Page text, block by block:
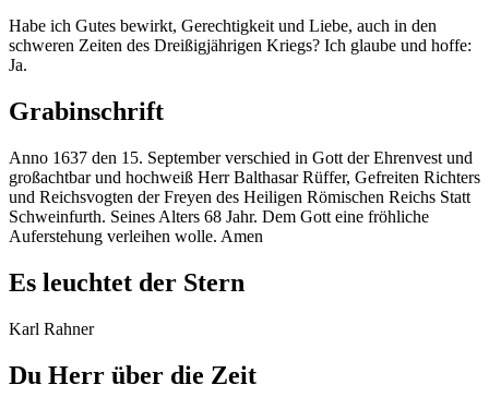
Habe ich Gutes bewirkt, Gerechtigkeit und Liebe, auch in den
schweren Zeiten des Dreißigjährigen Kriegs? Ich glaube und hoffe:
Ja.
Grabinschrift
Anno 1637 den 15. September verschied in Gott der Ehrenvest und
großachtbar und hochweiß Herr Balthasar Rüffer, Gefreiten Richters
und Reichsvogten der Freyen des Heiligen Römischen Reichs Statt
Schweinfurth. Seines Alters 68 Jahr. Dem Gott eine fröhliche
Auferstehung verleihen wolle. Amen
Es leuchtet der Stern
Karl Rahner
Du Herr über die Zeit